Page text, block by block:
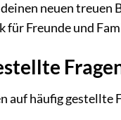
neuen treuen
für Freunde und
häufig gestellte